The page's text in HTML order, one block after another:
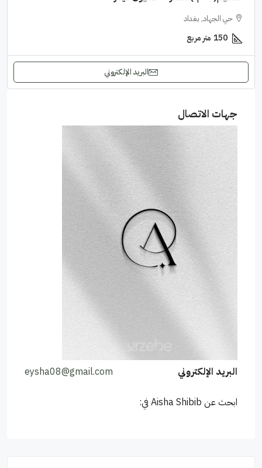
حي الجهاد, بغداد
150 متر مربع
البريد الإلكتروني
جهات الاتصال
البريد الإلكتروني eysha08@gmail.com
ابحث عن Aisha Shibib في: